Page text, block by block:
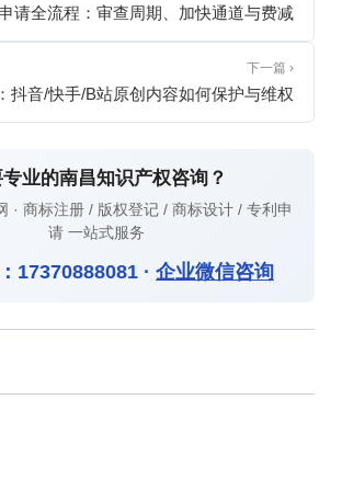
请全流程：审查周期、加快通道与费减
下一篇 ›
抖音/快手/B站原创内容如何保护与维权
业的南昌知识产权咨询？
· 商标注册 / 版权登记 / 商标设计 / 专利申
请 一站式服务
17370888081 · 企业微信咨询